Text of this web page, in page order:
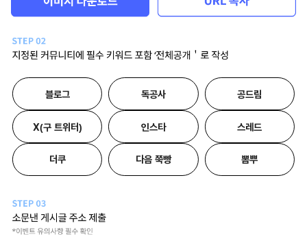
블로그 독공사 공드림
X(구 트위터) 인스타 스레드
더쿠 다음 쭉빵 뽐뿌